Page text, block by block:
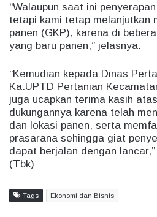
“Walaupun saat ini
tetapi kami tetap melanjutkan
panen (GKP), karena di
yang baru panen,” jelasnya.
“Kemudian kepada Dinas
Ka.UPTD Pertanian
juga ucapkan terima kasih
dukungannya karena telah
dan lokasi panen, serta
prasarana sehingga giat
dapat berjalan dengan
(Tbk)
Tags Ekonomi dan Bisnis